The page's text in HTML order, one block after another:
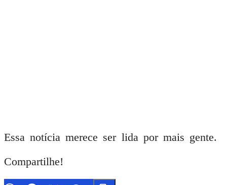
Essa notícia merece ser lida por mais gente.
Compartilhe!